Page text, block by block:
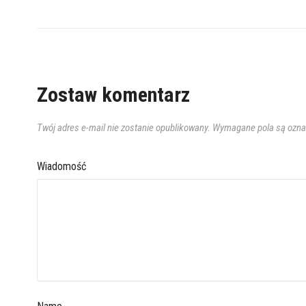
Zostaw komentarz
Twój adres e-mail nie zostanie opublikowany. Wymagane pola są
Wiadomość